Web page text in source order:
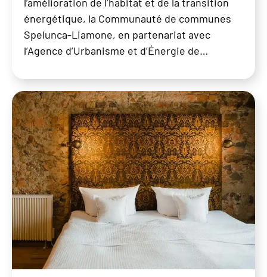
énergétique, la Communauté de communes
Spelunca-Liamone, en partenariat avec
l’Agence d’Urbanisme et d’Énergie de…